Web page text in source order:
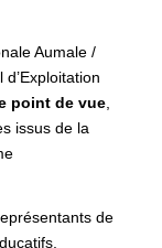
Aumale /
point de vue,
issus de la
de